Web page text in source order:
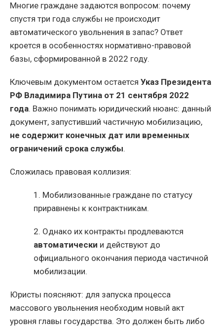
Многие граждане задаются вопросом: почему
спустя три года службы не происходит
автоматического увольнения в запас? Ответ
кроется в особенностях нормативно-правовой
базы, сформированной в 2022 году.
Ключевым документом остается Указ Президента
РФ Владимира Путина от 21 сентября 2022
года. Важно понимать юридический нюанс: данный
документ, запустивший частичную мобилизацию,
не содержит конечных дат или временных
ограничений срока службы.
Сложилась правовая коллизия:
1. Мобилизованные граждане по статусу
приравнены к контрактникам.
2. Однако их контракты продлеваются
автоматически и действуют до
официального окончания периода частичной
мобилизации.
Юристы поясняют: для запуска процесса
массового увольнения необходим новый акт
уровня главы государства. Это должен быть либо